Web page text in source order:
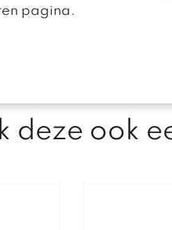
deze ook
pagina.